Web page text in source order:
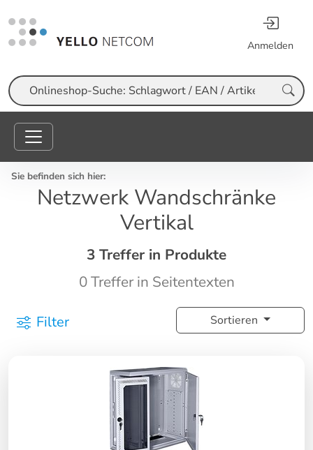
Anmelden
Suche
Sie befinden sich hier:
Netzwerk Wandschränke
Vertikal
3 Treffer in Produkte
0 Treffer in Seitentexten
Filter Sortieren